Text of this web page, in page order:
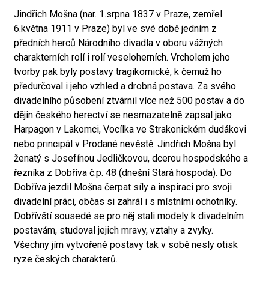
Jindřich Mošna (nar. 1.srpna 1837 v Praze, zemřel
6.května 1911 v Praze) byl ve své době jedním z
předních herců Národního divadla v oboru vážných
charakterních rolí i rolí veseloherních. Vrcholem jeho
tvorby pak byly postavy tragikomické, k čemuž ho
předurčoval i jeho vzhled a drobná postava. Za svého
divadelního působení ztvárnil více než 500 postav a do
dějin českého herectví se nesmazatelně zapsal jako
Harpagon v Lakomci, Vocílka ve Strakonickém dudákovi
nebo principál v Prodané nevěstě. Jindřich Mošna byl
ženatý s Josefínou Jedličkovou, dcerou hospodského a
řezníka z Dobříva č.p. 48 (dnešní Stará hospoda). Do
Dobříva jezdil Mošna čerpat síly a inspiraci pro svoji
divadelní práci, občas si zahrál i s místními ochotníky.
Dobřívští sousedé se pro něj stali modely k divadelním
postavám, studoval jejich mravy, vztahy a zvyky.
Všechny jím vytvořené postavy tak v sobě nesly otisk
ryze českých charakterů.